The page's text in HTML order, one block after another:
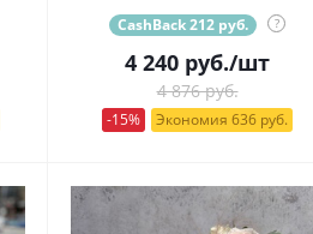
CashBack 212 руб. ?
4 240 руб./шт
4 876 руб.
-15% Экономия 636 руб.